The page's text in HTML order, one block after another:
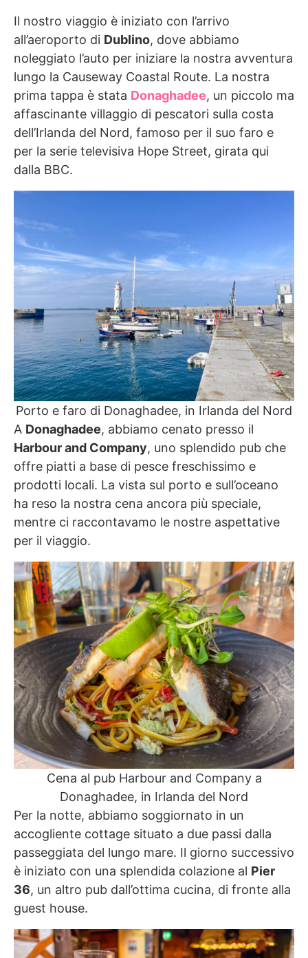
Il nostro viaggio è iniziato con l’arrivo
all’aeroporto di Dublino, dove abbiamo
noleggiato l’auto per iniziare la nostra avventura
lungo la Causeway Coastal Route. La nostra
prima tappa è stata Donaghadee, un piccolo ma
affascinante villaggio di pescatori sulla costa
dell’Irlanda del Nord, famoso per il suo faro e
per la serie televisiva Hope Street, girata qui
dalla BBC.
Porto e faro di Donaghadee, in Irlanda del Nord
A Donaghadee, abbiamo cenato presso il
Harbour and Company, uno splendido pub che
offre piatti a base di pesce freschissimo e
prodotti locali. La vista sul porto e sull’oceano
ha reso la nostra cena ancora più speciale,
mentre ci raccontavamo le nostre aspettative
per il viaggio.
Cena al pub Harbour and Company a
Donaghadee, in Irlanda del Nord
Per la notte, abbiamo soggiornato in un
accogliente cottage situato a due passi dalla
passeggiata del lungo mare. Il giorno successivo
è iniziato con una splendida colazione al Pier
36, un altro pub dall’ottima cucina, di fronte alla
guest house.